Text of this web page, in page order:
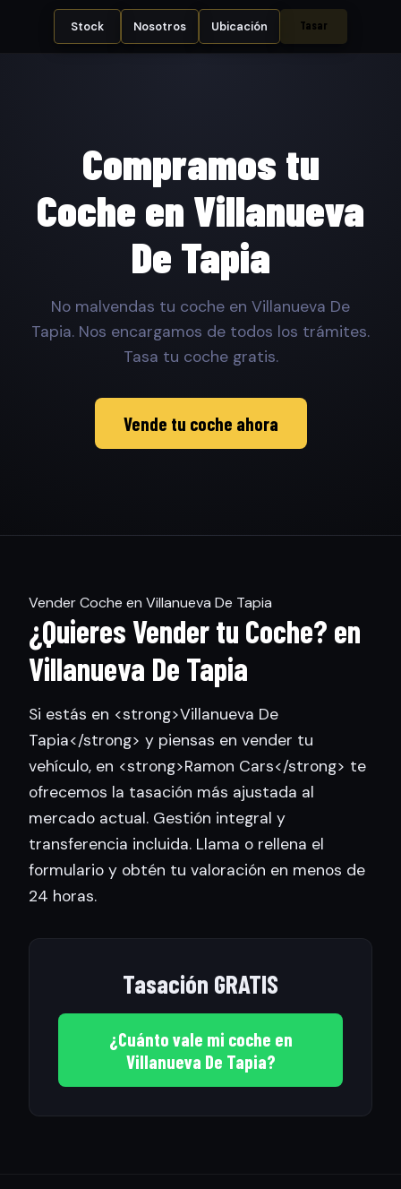
Stock Nosotros Ubicación Tasar
Compramos tu
Coche en Villanueva
De Tapia
No malvendas tu coche en Villanueva De
Tapia. Nos encargamos de todos los trámites.
Tasa tu coche gratis.
Vende tu coche ahora
Vender Coche en Villanueva De Tapia
¿Quieres Vender tu Coche? en
Villanueva De Tapia
Si estás en <strong>Villanueva De
Tapia</strong> y piensas en vender tu
vehículo, en <strong>Ramon Cars</strong> te
ofrecemos la tasación más ajustada al
mercado actual. Gestión integral y
transferencia incluida. Llama o rellena el
formulario y obtén tu valoración en menos de
24 horas.
Tasación GRATIS
¿Cuánto vale mi coche en
Villanueva De Tapia?